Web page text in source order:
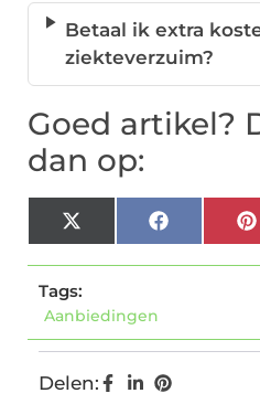
Betaal ik extra
ziekteverzuim?
Goed artikel?
dan op:
X
(Twitter)
Facebook
Tags:
Aanbiedingen
Delen: